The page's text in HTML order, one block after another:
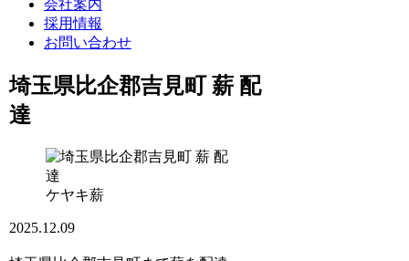
会社案内
採用情報
お問い合わせ
埼玉県比企郡吉見町 薪 配
達
ケヤキ薪
2025.12.09